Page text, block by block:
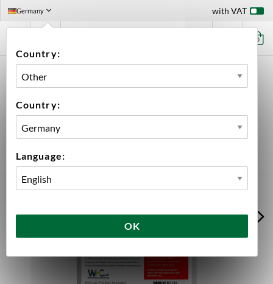
Germany
Country:
Country:
Language:
OK
with VAT
0